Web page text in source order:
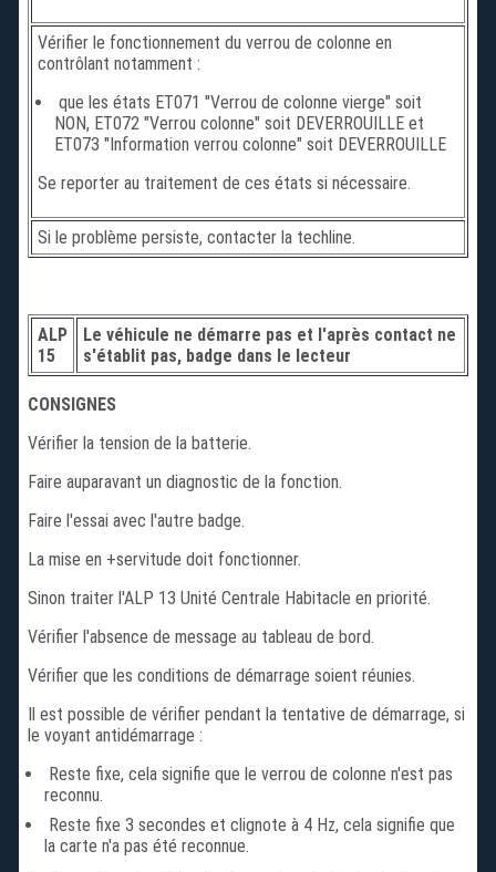
Vérifier le fonctionnement du verrou de colonne en
contrôlant notamment :
que les états ET071 "Verrou de colonne vierge" soit
NON, ET072 "Verrou colonne" soit DEVERROUILLE et
ET073 "Information verrou colonne" soit DEVERROUILLE
Se reporter au traitement de ces états si nécessaire.
Si le problème persiste, contacter la techline.
ALP
15
Le véhicule ne démarre pas et l'après contact ne
s'établit pas, badge dans le lecteur
CONSIGNES
Vérifier la tension de la batterie.
Faire auparavant un diagnostic de la fonction.
Faire l'essai avec l'autre badge.
La mise en +servitude doit fonctionner.
Sinon traiter l'ALP 13 Unité Centrale Habitacle en priorité.
Vérifier l'absence de message au tableau de bord.
Vérifier que les conditions de démarrage soient réunies.
Il est possible de vérifier pendant la tentative de démarrage, si
le voyant antidémarrage :
Reste fixe, cela signifie que le verrou de colonne n'est pas
reconnu.
Reste fixe 3 secondes et clignote à 4 Hz, cela signifie que
la carte n'a pas été reconnue.